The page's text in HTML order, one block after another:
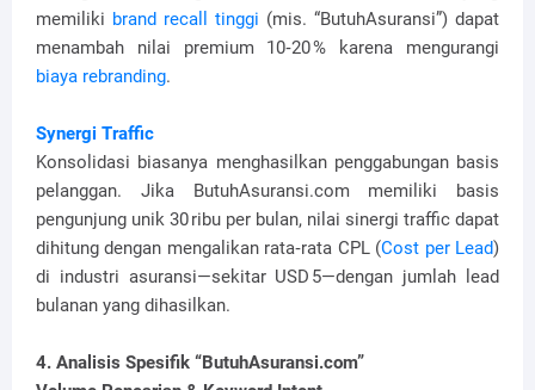
memiliki brand recall tinggi (mis. “ButuhAsuransi”) dapat
menambah nilai premium 10‑20 % karena mengurangi
biaya rebranding.
Synergi Traffic
Konsolidasi biasanya menghasilkan penggabungan basis
pelanggan. Jika ButuhAsuransi.com memiliki basis
pengunjung unik 30 ribu per bulan, nilai sinergi traffic dapat
dihitung dengan mengalikan rata‑rata CPL (Cost per Lead)
di industri asuransi—sekitar USD 5—dengan jumlah lead
bulanan yang dihasilkan.
4. Analisis Spesifik “ButuhAsuransi.com”